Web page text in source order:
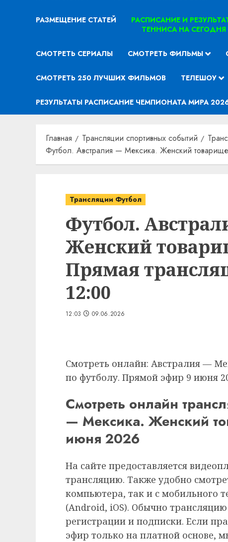
РАЗМЕЩЕНИЕ СТАТЕЙ
РАСПИСАНИЕ И
ТЕННИСА НА СЕГОДНЯ
СМОТРЕТЬ СЕРИАЛЫ СМОТРЕТЬ ФИЛЬМЫ
СМОТРЕТЬ 250 ЛУЧШИХ ФИЛЬМОВ ТЕЛЕШОУ
РЕЗУЛЬТАТЫ РАСПИСАНИЕ ЧЕМПИОНАТА МИРА
Главная Трансляции спортивных событий
Футбол. Австралия — Мексика. Женский
Трансляции Футбол
Футбол.
Женский
Прямая
12:00
12:03 09.06.2026
Смотреть онлайн: Австралия —
по футболу. Прямой эфир 9 июня
Смотреть онлайн
— Мексика. Женский
июня 2026
На сайте предоставляется
трансляцию. Также удобно
компьютера, так и с мобильного
(Android, iOS). Обычно
регистрации и подписки. Если
эфир только на платной основе,